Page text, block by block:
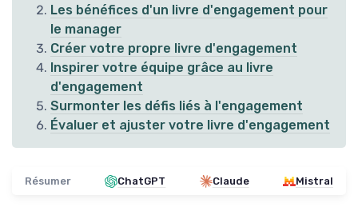
Les bénéfices d'un livre d'engagement pour
le manager
Créer votre propre livre d'engagement
Inspirer votre équipe grâce au livre
d'engagement
Surmonter les défis liés à l'engagement
Évaluer et ajuster votre livre d'engagement
Résumer ChatGPT Claude Mistral